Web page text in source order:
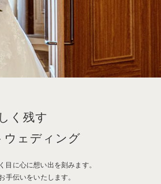
く残す
ウェディング
目に心に想い出を刻みます。
手伝いをいたします。